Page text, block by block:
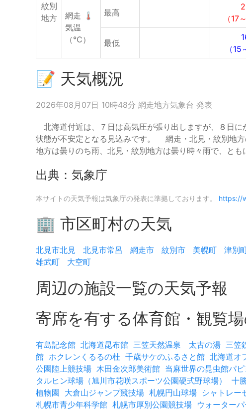
紋別
地方
網走 🌡
気温
（℃）
最高
（17
最低
（15
📝 天気概況
2026年08月07日 10時48分 網走地方気象台 発表
北海道付近は、７日は高気圧が張り出しますが、８日
状態が不安定となる見込みです。 網走・北見・紋別地
地方は曇りのち雨、北見・紋別地方は曇り時々雨で、と
出典：気象庁
本サイトの天気予報は気象庁の発表に準拠しております。 https://
🏢 市区町村の天気
北見市北見 北見市常呂 網走市 紋別市 美幌町 津別
雄武町
大空町
周辺の施設一覧の天気予報
寄席を有する体育館・観覧
有島記念館 北海道昆布館 三笠天然温泉 太古の湯 三笠
館 ホクレンくるるの杜 千歳サケのふるさと館 北海道オ
公園陸上競技場 木田金次郎美術館 当麻世界の昆虫館パ
タルヒン球場（旭川市花咲スポーツ公園硬式野球場）
十
植物園 大倉山ジャンプ競技場 札幌円山球場 シャトレ
札幌市青少年科学館 札幌市厚別公園競技場 ウォーター